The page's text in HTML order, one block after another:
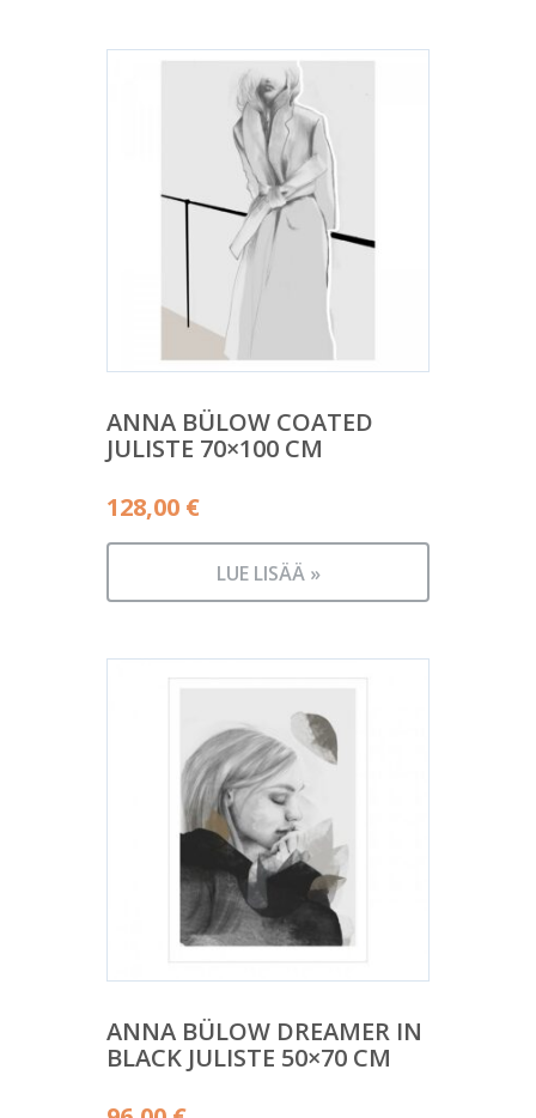
ANNA BÜLOW COATED
JULISTE 70×100 CM
128,00 €
LUE LISÄÄ »
ANNA BÜLOW DREAMER IN
BLACK JULISTE 50×70 CM